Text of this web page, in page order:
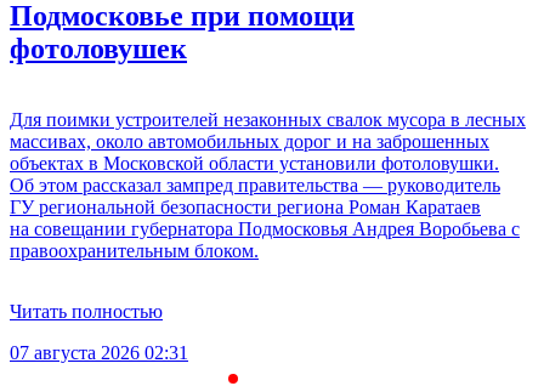
Подмосковье при помощи
фотоловушек
Для поимки устроителей незаконных свалок мусора в лесных
массивах, около автомобильных дорог и на заброшенных
объектах в Московской области установили фотоловушки.
Об этом рассказал зампред правительства — руководитель
ГУ региональной безопасности региона Роман Каратаев
на совещании губернатора Подмосковья Андрея Воробьева с
правоохранительным блоком.
Читать полностью
07 августа 2026 02:31